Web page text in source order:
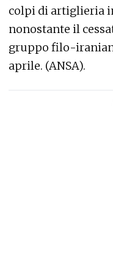
colpi di artiglieria
nonostante il
gruppo filo-
aprile. (ANSA).